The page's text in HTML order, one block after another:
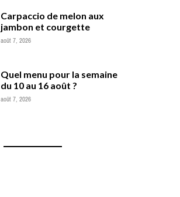
Carpaccio de melon aux
jambon et courgette
août 7, 2026
Quel menu pour la semaine
du 10 au 16 août ?
août 7, 2026